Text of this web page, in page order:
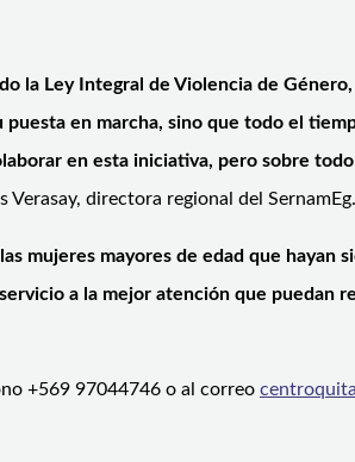
la Ley Integral de Violencia de
en marcha, sino que todo el
en esta iniciativa, pero sobre
Verasay, directora regional del SernamEg.
mujeres mayores de edad que hayan
a la mejor atención que puedan
+569 97044746 o al correo